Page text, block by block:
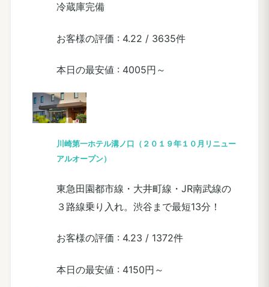
冷蔵庫完備
お客様の評価 : 4.22 / 3635件
本日の最安値 : 4005円～
川崎第一ホテル溝ノ口（２０１９年１０月リニュー
アルオープン）
東急田園都市線・大井町線・JR南武線の
３路線乗り入れ。渋谷まで最短13分！
お客様の評価 : 4.23 / 1372件
本日の最安値 : 4150円～